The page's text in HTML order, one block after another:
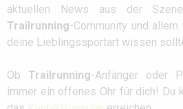
aktuellen News aus der
Trailrunning-Community und
deine Lieblingssportart wissen
Ob Trailrunning-Anfänger oder
immer ein offenes Ohr für dich! Du